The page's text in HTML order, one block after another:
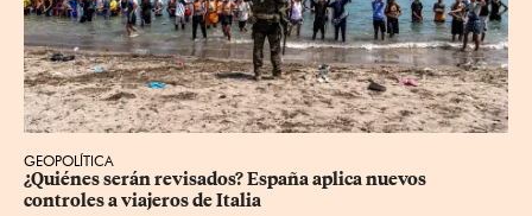
GEOPOLÍTICA
¿Quiénes serán revisados? España aplica nuevos
controles a viajeros de Italia